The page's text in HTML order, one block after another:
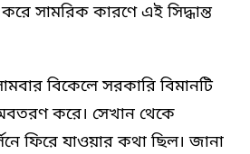
সামরিক কারণে এই সিদ্ধান্ত
বিকেলে সরকারি বিমানটি
অবতরণ করে। সেখান থেকে
ফিরে যাওয়ার কথা ছিল। জানা